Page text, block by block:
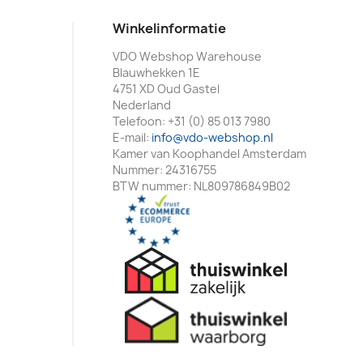
Winkelinformatie
VDO Webshop Warehouse
Blauwhekken 1E
4751 XD Oud Gastel
Nederland
Telefoon: +31 (0) 85 013 7980
E-mail: info@vdo-webshop.nl
Kamer van Koophandel Amsterdam
Nummer: 24316755
BTW nummer: NL809786849B02